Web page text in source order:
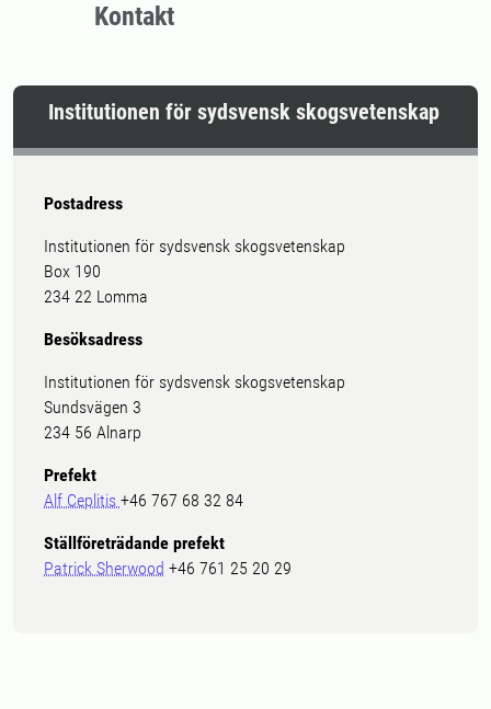
Kontakt
Institutionen för sydsvensk skogsvetenskap
Postadress
Institutionen för sydsvensk skogsvetenskap
Box 190
234 22 Lomma
Besöksadress
Institutionen för sydsvensk skogsvetenskap
Sundsvägen 3
234 56 Alnarp
Prefekt
Alf Ceplitis +46 767 68 32 84
Ställföreträdande prefekt
Patrick Sherwood +46 761 25 20 29